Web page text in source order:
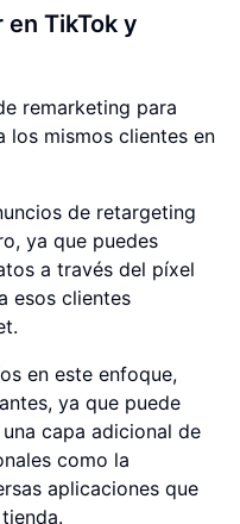
TikTok y
remarketing para
los mismos clientes en
de retargeting
ya que puedes
a través del píxel
esos clientes
en este enfoque,
ya que puede
capa adicional de
como la
aplicaciones que